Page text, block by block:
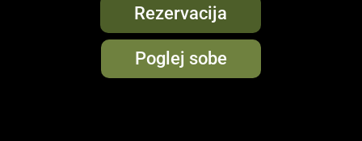
Rezervacija
Poglej sobe